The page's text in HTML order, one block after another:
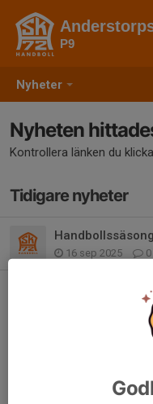
Nyheter
P9
Nyheten
Kontrollera länken du
Tidigare nyheter
16 sep 2025 0